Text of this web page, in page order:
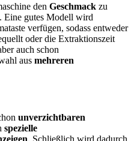
den Geschmack zu
Eine gutes Modell wird
verfügen, sodass entweder
oder die Extraktionszeit
auch schon
aus mehreren
unverzichtbaren
spezielle
. Schließlich wird dadurch